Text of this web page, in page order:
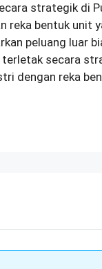
strategik di
reka bentuk unit
peluang luar
secara
dengan reka